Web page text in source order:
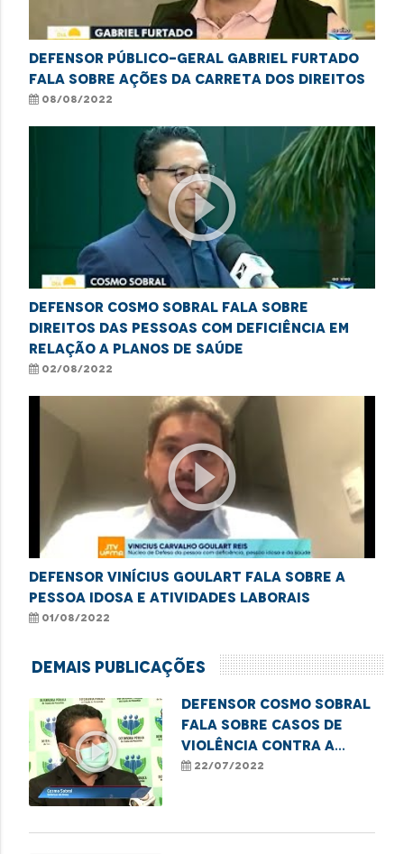
Defensor Público-Geral Gabriel Furtado
fala sobre ações da Carreta dos Direitos
08/08/2022
play_circle_outline
Defensor Cosmo Sobral fala sobre
direitos das pessoas com deficiência em
relação a planos de saúde
02/08/2022
play_circle_outline
Defensor Vinícius Goulart fala sobre a
pessoa idosa e atividades laborais
01/08/2022
Demais Publicações
play_circle_outline
Defensor Cosmo Sobral
fala sobre casos de
violência contra a
pessoa idosa
22/07/2022